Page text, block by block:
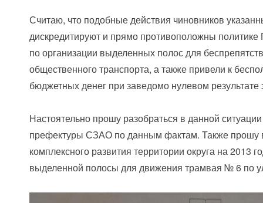
Считаю, что подобные действия чиновников
дискредитируют и прямо противоположны
по организации выделенных полос для
общественного транспорта, а также привели к
бюджетных денег при заведомо нулевом результате
Настоятельно прошу разобраться в данной
префектуры СЗАО по данным фактам. Также прошу
комплексного развития территории округа на 2013
выделенной полосы для движения трамвая № 6 по